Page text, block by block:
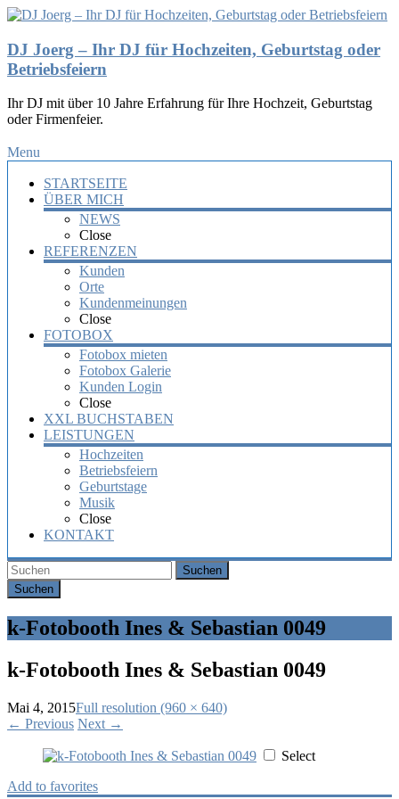
DJ Joerg – Ihr DJ für Hochzeiten, Geburtstag oder
Betriebsfeiern
Ihr DJ mit über 10 Jahre Erfahrung für Ihre Hochzeit, Geburtstag
oder Firmenfeier.
Menu
STARTSEITE
ÜBER MICH
NEWS
Close
REFERENZEN
Kunden
Orte
Kundenmeinungen
Close
FOTOBOX
Fotobox mieten
Fotobox Galerie
Kunden Login
Close
XXL BUCHSTABEN
LEISTUNGEN
Hochzeiten
Betriebsfeiern
Geburtstage
Musik
Close
KONTAKT
Suchen
k-Fotobooth Ines & Sebastian 0049
k-Fotobooth Ines & Sebastian 0049
Mai 4, 2015Full resolution (960 × 640)
← Previous Next →
Select
Add to favorites